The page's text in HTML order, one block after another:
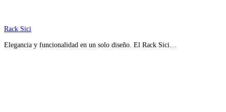
Rack Sici
Elegancia y funcionalidad en un solo diseño. El Rack Sici…